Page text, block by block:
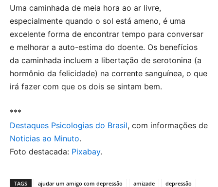
Uma caminhada de meia hora ao ar livre,
especialmente quando o sol está ameno, é uma
excelente forma de encontrar tempo para conversar
e melhorar a auto-estima do doente. Os benefícios
da caminhada incluem a libertação de serotonina (a
hormônio da felicidade) na corrente sanguínea, o que
irá fazer com que os dois se sintam bem.
***
Destaques Psicologias do Brasil, com informações de
Noticias ao Minuto.
Foto destacada: Pixabay.
TAGS ajudar um amigo com depressão amizade depressão